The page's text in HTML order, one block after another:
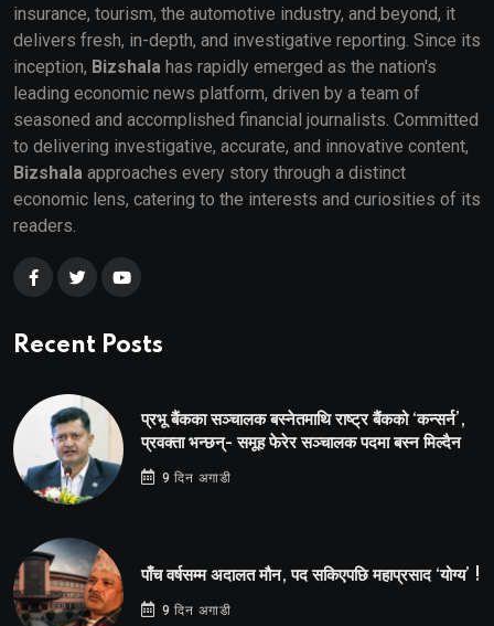
insurance, tourism, the automotive industry, and beyond, it
delivers fresh, in-depth, and investigative reporting. Since its
inception, Bizshala has rapidly emerged as the nation's
leading economic news platform, driven by a team of
seasoned and accomplished financial journalists. Committed
to delivering investigative, accurate, and innovative content,
Bizshala approaches every story through a distinct
economic lens, catering to the interests and curiosities of its
readers.
Recent Posts
प्रभू बैंकका सञ्चालक बस्नेतमाथि राष्ट्र बैंकको ‘कन्सर्न’,
प्रवक्ता भन्छन्- समूह फेरेर सञ्चालक पदमा बस्न मिल्दैन
9 दिन अगाडी
पाँच वर्षसम्म अदालत मौन, पद सकिएपछि महाप्रसाद ‘योग्य’ !
9 दिन अगाडी